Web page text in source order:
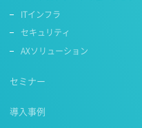
ITインフラ
セキュリティ
AXソリューション
セミナー
導入事例